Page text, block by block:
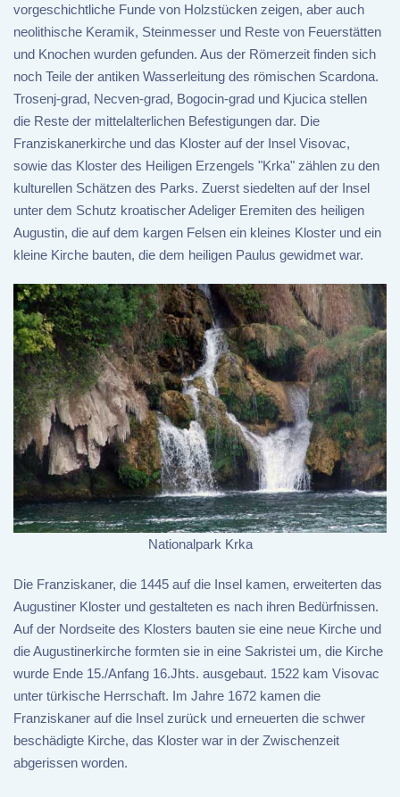
vorgeschichtliche Funde von Holzstücken zeigen, aber auch
neolithische Keramik, Steinmesser und Reste von Feuerstätten
und Knochen wurden gefunden. Aus der Römerzeit finden sich
noch Teile der antiken Wasserleitung des römischen Scardona.
Trosenj-grad, Necven-grad, Bogocin-grad und Kjucica stellen
die Reste der mittelalterlichen Befestigungen dar. Die
Franziskanerkirche und das Kloster auf der Insel Visovac,
sowie das Kloster des Heiligen Erzengels "Krka" zählen zu den
kulturellen Schätzen des Parks. Zuerst siedelten auf der Insel
unter dem Schutz kroatischer Adeliger Eremiten des heiligen
Augustin, die auf dem kargen Felsen ein kleines Kloster und ein
kleine Kirche bauten, die dem heiligen Paulus gewidmet war.
Nationalpark Krka
Die Franziskaner, die 1445 auf die Insel kamen, erweiterten das
Augustiner Kloster und gestalteten es nach ihren Bedürfnissen.
Auf der Nordseite des Klosters bauten sie eine neue Kirche und
die Augustinerkirche formten sie in eine Sakristei um, die Kirche
wurde Ende 15./Anfang 16.Jhts. ausgebaut. 1522 kam Visovac
unter türkische Herrschaft. Im Jahre 1672 kamen die
Franziskaner auf die Insel zurück und erneuerten die schwer
beschädigte Kirche, das Kloster war in der Zwischenzeit
abgerissen worden.